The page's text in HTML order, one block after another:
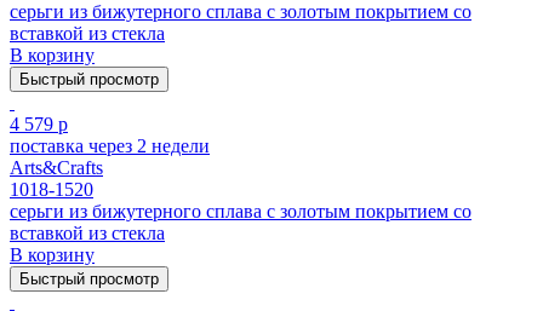
серьги из бижутерного сплава с золотым покрытием cо
вставкой из стекла
В корзину
Быстрый просмотр
4 579 р
поставка через 2 недели
Arts&Crafts
1018-1520
серьги из бижутерного сплава с золотым покрытием cо
вставкой из стекла
В корзину
Быстрый просмотр